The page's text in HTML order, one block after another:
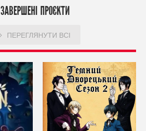
ЗАВЕРШЕНІ ПРОЄКТИ
ПЕРЕГЛЯНУТИ ВСІ